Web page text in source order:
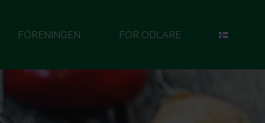
FÖRENINGEN FÖR ODLARE